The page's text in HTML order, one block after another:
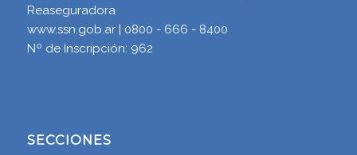
Reaseguradora
www.ssn.gob.ar | 0800 - 666 - 8400
Nº de Inscripción: 962
SECCIONES